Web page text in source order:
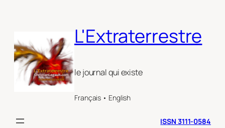
L'Extraterrestre
le journal qui existe
Français • English
ISSN 3111-0584